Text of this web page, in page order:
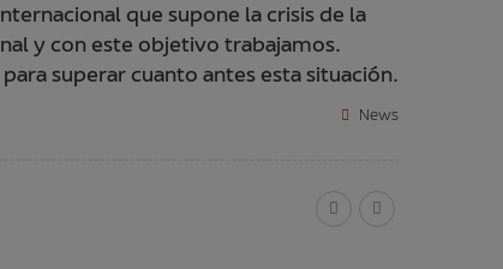
que supone la crisis de la
y con este objetivo trabajamos.
superar cuanto antes esta situación.
News